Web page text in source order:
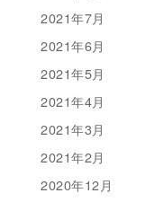
2021年7月
2021年6月
2021年5月
2021年4月
2021年3月
2021年2月
2020年12月